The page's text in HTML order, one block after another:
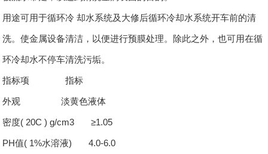
用途可用于循环冷 却水系统及大修后循环冷却水系统开车前的清
洗。使金属设备清洁，以便进行预膜处理。除此之外，也可用在循
环冷却水不停车清洗污垢。
指标项 指标
外观 淡黄色液体
密度( 20C ) g/cm3 ≥1.05
PH值( 1%水溶液) 4.0-6.0